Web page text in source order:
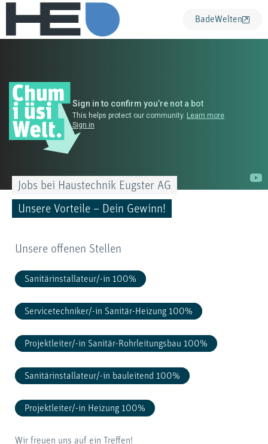
BadeWelten
Jobs bei Haustechnik Eugster AG
Unsere Vorteile – Dein Gewinn!
Unsere offenen Stellen
Sanitärinstallateur/-in 100%
Servicetechniker/-in Sanitär-Heizung 100%
Projektleiter/-in Sanitär-Rohrleitungsbau 100%
Sanitär­installateur/-in bauleitend 100%
Projektleiter/-in Heizung 100%
Wir freuen uns auf ein Treffen!